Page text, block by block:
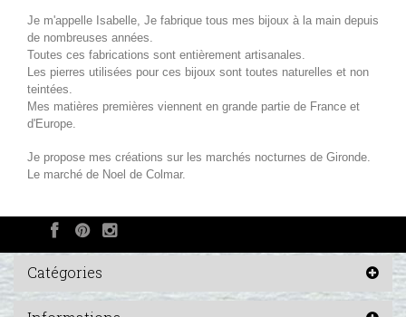
Je m'appelle Isabelle, Je fabrique tous mes bijoux à la main depuis
de nombreuses années.
Toutes ces fabrications sont entièrement artisanales.
Les pierres utilisées pour ces bijoux sont toutes naturelles et non
teintées.
Mes matières premières viennent en grande partie de France et
d'Europe.
Je propose mes créations sur les marchés nocturnes de Gironde.
Le marché de Noel de Colmar.
Catégories